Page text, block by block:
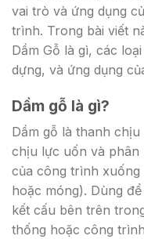
vai trò và ứng dụng
trình. Trong bài viết
Dầm Gỗ là gì, các
dựng, và ứng dụng
Dầm gỗ là gì?
Dầm gỗ là thanh
chịu lực uốn và phân
của công trình
hoặc móng). Dùng
kết cấu bên trên
thống hoặc công